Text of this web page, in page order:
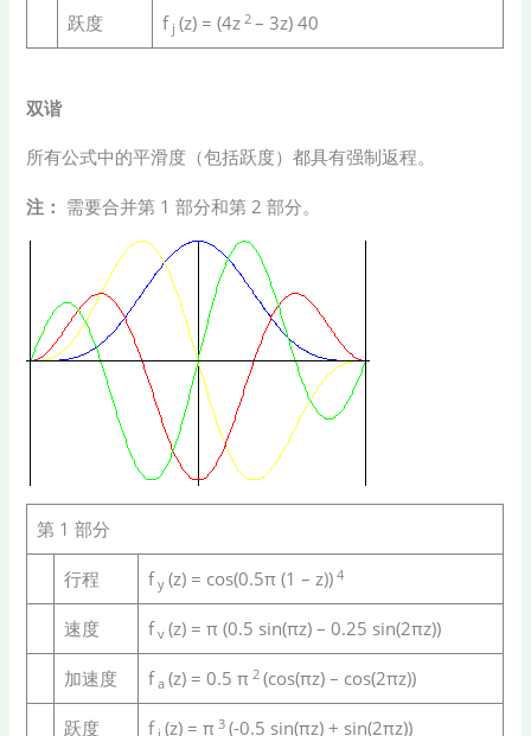
跃度 f j (z) = (4z2 – 3z) 40
双谐
所有公式中的平滑度（包括跃度）都具有强制返程。
注： 需要合并第 1 部分和第 2 部分。
第 1 部分
行程 fy (z) = cos(0.5π (1 – z))4
速度 fv (z) = π (0.5 sin(πz) – 0.25 sin(2πz))
加速度 fa (z) = 0.5 π2 (cos(πz) – cos(2πz))
跃度 f (z) = π3 (-0.5 sin(πz) + sin(2πz))